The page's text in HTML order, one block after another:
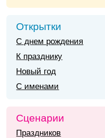
Открытки
С днем рождения
К празднику
Новый год
С именами
Сценарии
Праздников